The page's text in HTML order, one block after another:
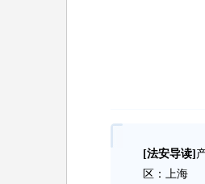
[法安导读]
区：上海